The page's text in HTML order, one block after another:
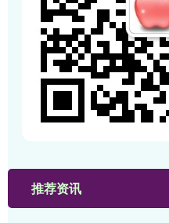
推荐资讯